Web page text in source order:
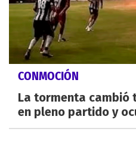
CONMOCIÓN
La tormenta cambió
en pleno partido y